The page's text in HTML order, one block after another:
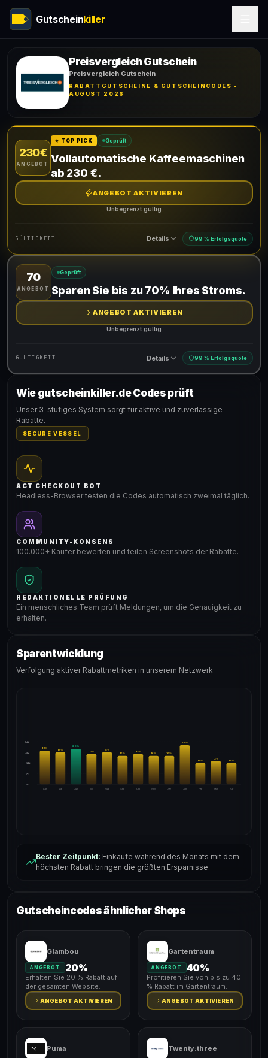
Gutscheinkiller
Preisvergleich Gutschein
Preisvergleich Gutschein
RABATTGUTSCHEINE & GUTSCHEINCODES •
AUGUST 2026
230€
ANGEBOT
⭐ TOP PICK Geprüft
Vollautomatische Kaffeemaschinen
ab 230 €.
ANGEBOT AKTIVIEREN
Unbegrenzt gültig
GÜLTIGKEIT Details 99 % Erfolgsquote
Gültig für teilnehmende Produkte
70
ANGEBOT
Geprüft
Sparen Sie bis zu 70% Ihres Stroms.
ANGEBOT AKTIVIEREN
Unbegrenzt gültig
GÜLTIGKEIT Details 99 % Erfolgsquote
Gültig für teilnehmende Produkte
Wie gutscheinkiller.de Codes prüft
Unser 3-stufiges System sorgt für aktive und zuverlässige
Rabatte.
SECURE VESSEL
ACT CHECKOUT BOT
Headless-Browser testen die Codes automatisch zweimal täglich.
COMMUNITY-KONSENS
100.000+ Käufer bewerten und teilen Screenshots der Rabatte.
REDAKTIONELLE PRÜFUNG
Ein menschliches Team prüft Meldungen, um die Genauigkeit zu
erhalten.
Sparentwicklung
Verfolgung aktiver Rabattmetriken in unserem Netzwerk
24%
18%
12%
6%
0%
Apr
19%
Mai
18%
Jun
20%
Jul
17%
Aug
18%
Sep
16%
Okt
17%
Nov
16%
Dez
16%
Jan
22%
Feb
12%
Mär
13%
Apr
12%
Bester Zeitpunkt: Einkäufe während des Monats mit dem
höchsten Rabatt bringen die größten Ersparnisse.
Gutscheincodes ähnlicher Shops
Glambou
ANGEBOT 20%
Erhalten Sie 20 % Rabatt auf
der gesamten Website.
ANGEBOT AKTIVIEREN
Gartentraum
ANGEBOT 40%
Profitieren Sie von bis zu 40
% Rabatt im Gartentraum.
ANGEBOT AKTIVIEREN
Puma Twenty:three